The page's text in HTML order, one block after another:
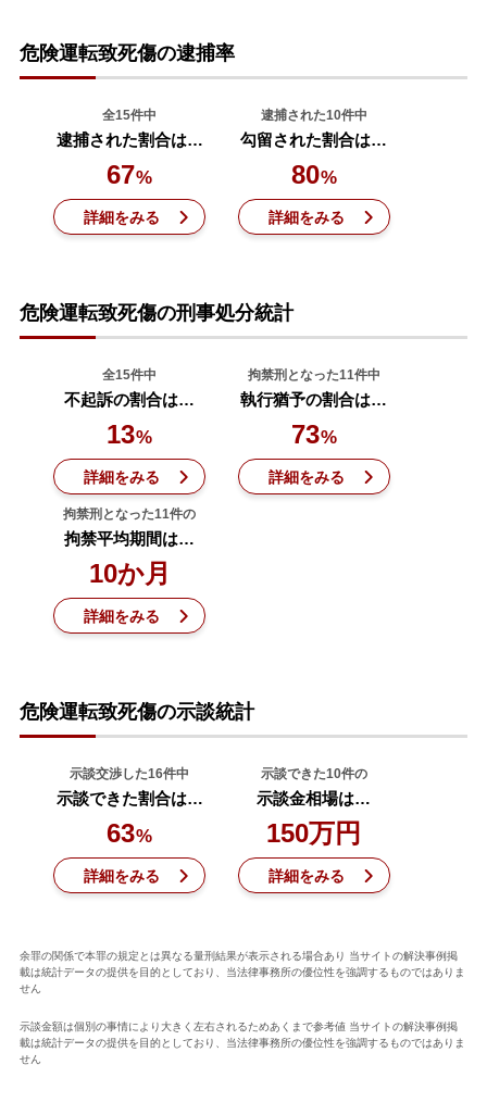
弁護士費用
アクセス
解決実績
刑事事件について
刑事事件データベース
危険運転致死傷の逮捕率
全15件中
逮捕された割合は…
67%
詳細をみる
逮捕された10件中
勾留された割合は…
80%
詳細をみる
危険運転致死傷の刑事処分統計
全15件中
不起訴の割合は…
13%
詳細をみる
拘禁刑となった11件中
執行猶予の割合は…
73%
詳細をみる
拘禁刑となった11件の
拘禁平均期間は…
10か月
詳細をみる
危険運転致死傷の示談統計
示談交渉した16件中
示談できた割合は…
63%
詳細をみる
示談できた10件の
示談金相場は…
150万円
詳細をみる
余罪の関係で本罪の規定とは異なる量刑結果が表示される場合あり 当サイトの解決事例掲
載は統計データの提供を目的としており、当法律事務所の優位性を強調するものではありま
せん
示談金額は個別の事情により大きく左右されるためあくまで参考値 当サイトの解決事例掲
載は統計データの提供を目的としており、当法律事務所の優位性を強調するものではありま
せん